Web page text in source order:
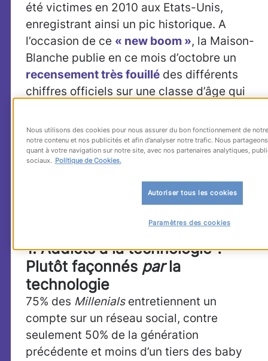
été victimes en 2010 aux Etats-Unis,
enregistrant ainsi un pic historique. A
l’occasion de ce « new boom », la Maison-
Blanche publie en ce mois d’octobre un
recensement très fouillé des différents
chiffres officiels sur une classe d’âge qui
conjectures, radicalité des mutations
sociales aidant… Rédigée par ses
spécialistes duCouncil of Economic
données sur de larges échantillons et
mesurées depuis plus de cinquante ans,
balaye, au passage, trois idées reçues.
1. Addicts à la technologie ?
Plutôt façonnés parla
technologie
75% des Millenials entretiennent un
compte sur un réseau social, contre
seulement 50% de la génération
précédente et moins d’un tiers des baby
Nous utilisons des cookies pour nous assurer du bon fonctionnement de
notre contenu et nos publicités et afin d’analyser notre trafic. Nous
quant à votre navigation sur notre site, avec nos partenaires analytiques,
sociaux. Politique de Cookies.
Autoriser tous les cookies
Paramètres des cookies